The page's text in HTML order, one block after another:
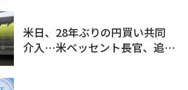
米日、28年ぶりの円買い共同
介入…米ベッセント長官、追加